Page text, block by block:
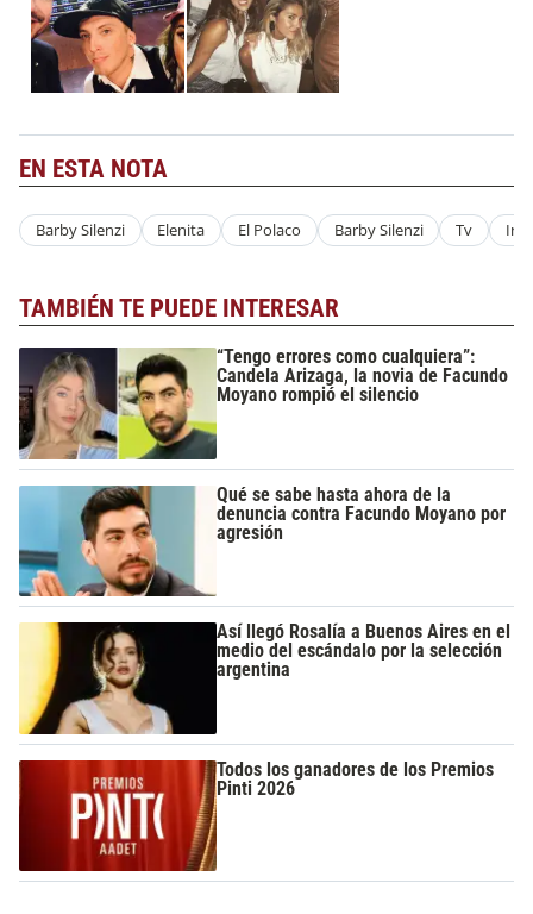
EN ESTA NOTA
Barby Silenzi Elenita El Polaco Barby Silenzi Tv
TAMBIÉN TE PUEDE INTERESAR
“Tengo errores como cualquiera”:
Candela Arizaga, la novia de Facundo
Moyano rompió el silencio
Qué se sabe hasta ahora de la
denuncia contra Facundo Moyano por
agresión
Así llegó Rosalía a Buenos Aires en el
medio del escándalo por la selección
argentina
Todos los ganadores de los Premios
Pinti 2026